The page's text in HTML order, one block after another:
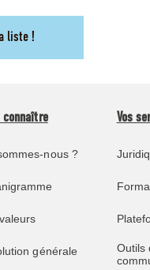
liste !
connaître
nous ?
générale
Vos
Outils